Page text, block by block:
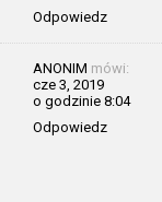
Odpowiedz
ANONIM mówi:
cze 3, 2019
o godzinie 8:04
Odpowiedz